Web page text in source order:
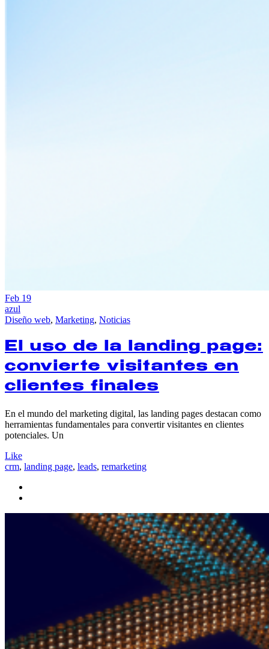
Feb 19
azul
Diseño web, Marketing, Noticias
El uso de la landing page:
convierte visitantes en
clientes finales
En el mundo del marketing digital, las landing pages destacan como
herramientas fundamentales para convertir visitantes en clientes
potenciales. Un
Like
crm, landing page, leads, remarketing